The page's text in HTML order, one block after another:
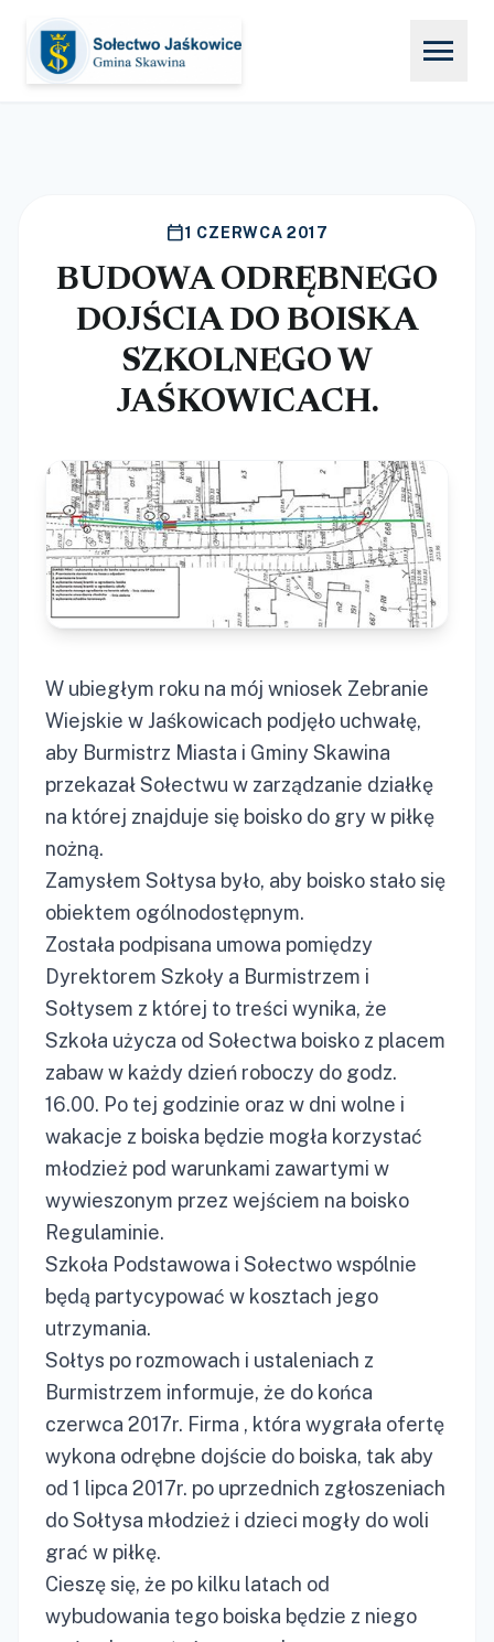
menu
calendar_today1 CZERWCA 2017
BUDOWA ODRĘBNEGO
DOJŚCIA DO BOISKA
SZKOLNEGO W
JAŚKOWICACH.
W ubiegłym roku na mój wniosek Zebranie
Wiejskie w Jaśkowicach podjęło uchwałę,
aby Burmistrz Miasta i Gminy Skawina
przekazał Sołectwu w zarządzanie działkę
na której znajduje się boisko do gry w piłkę
nożną.
Zamysłem Sołtysa było, aby boisko stało się
obiektem ogólnodostępnym.
Została podpisana umowa pomiędzy
Dyrektorem Szkoły a Burmistrzem i
Sołtysem z której to treści wynika, że
Szkoła użycza od Sołectwa boisko z placem
zabaw w każdy dzień roboczy do godz.
16.00. Po tej godzinie oraz w dni wolne i
wakacje z boiska będzie mogła korzystać
młodzież pod warunkami zawartymi w
wywieszonym przez wejściem na boisko
Regulaminie.
Szkoła Podstawowa i Sołectwo wspólnie
będą partycypować w kosztach jego
utrzymania.
Sołtys po rozmowach i ustaleniach z
Burmistrzem informuje, że do końca
czerwca 2017r. Firma , która wygrała ofertę
wykona odrębne dojście do boiska, tak aby
od 1 lipca 2017r. po uprzednich zgłoszeniach
do Sołtysa młodzież i dzieci mogły do woli
grać w piłkę.
Cieszę się, że po kilku latach od
wybudowania tego boiska będzie z niego